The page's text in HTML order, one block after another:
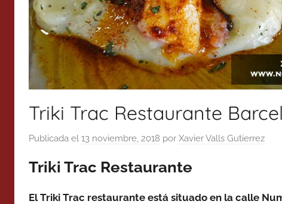
Triki Trac Restaurante
Publicada el 13 noviembre, 2018 por Xavier Valls Gutierrez
Triki Trac Restaurante
El Triki Trac restaurante está situado en la calle